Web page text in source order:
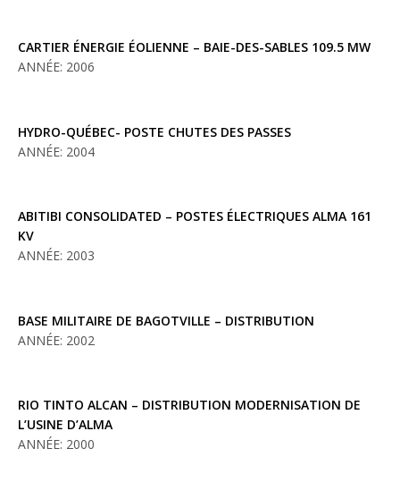
CARTIER ÉNERGIE ÉOLIENNE – BAIE-DES-SABLES 109.5 MW
ANNÉE: 2006
HYDRO-QUÉBEC- POSTE CHUTES DES PASSES
ANNÉE: 2004
ABITIBI CONSOLIDATED – POSTES ÉLECTRIQUES ALMA 161
KV
ANNÉE: 2003
BASE MILITAIRE DE BAGOTVILLE – DISTRIBUTION
ANNÉE: 2002
RIO TINTO ALCAN – DISTRIBUTION MODERNISATION DE
L’USINE D’ALMA
ANNÉE: 2000